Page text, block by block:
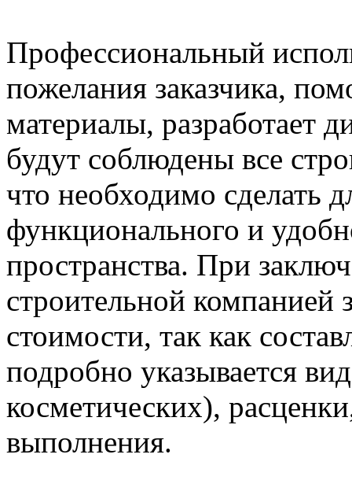
Профессиональный
пожелания заказчика,
материалы, разработает
будут соблюдены все
что необходимо сделать
функционального и
пространства. При
строительной компанией
стоимости, так как
подробно указывается
косметических),
выполнения.